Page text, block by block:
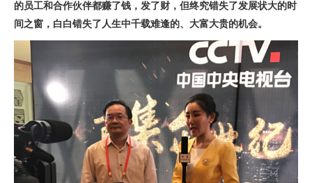
的员工和合作伙伴都赚了钱，发了财，但终究错失了发展状大的时
间之窗，白白错失了人生中千载难逢的、大富大贵的机会。